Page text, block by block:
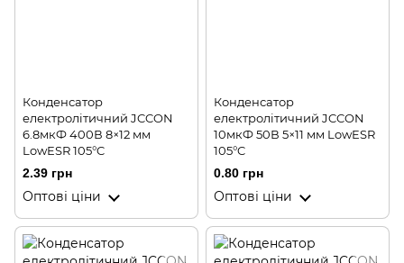
Конденсатор
електролітичний JCCON
6.8мкФ 400В 8×12 мм
LowESR 105°C
2.39 грн
Оптові ціни
Конденсатор
електролітичний JCCON
10мкФ 50В 5×11 мм LowESR
105°C
0.80 грн
Оптові ціни